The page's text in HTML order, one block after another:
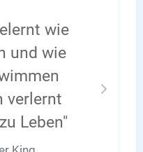
wie
und wie
verlernt
Leben"
Next